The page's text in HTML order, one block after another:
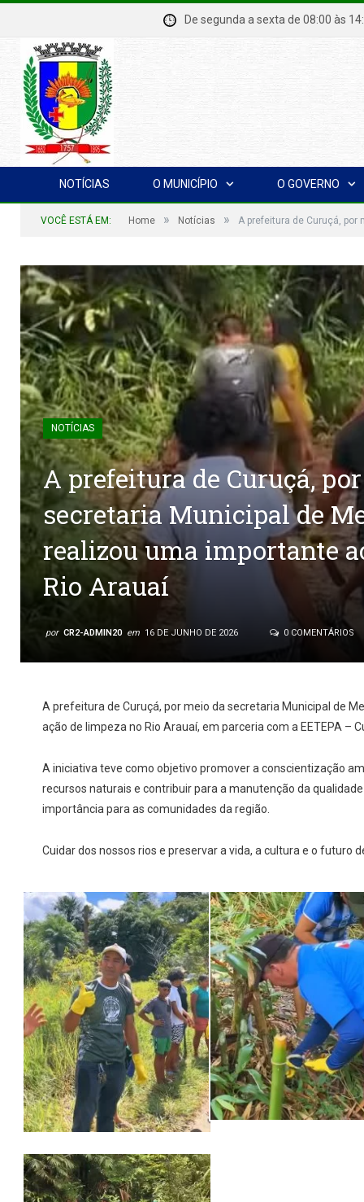
De segunda a sexta de 08:00
NOTÍCIAS O MUNICÍPIO O GOVERNO
VOCÊ ESTÁ EM: Home » Notícias » A prefeitura de Curuçá,
NOTÍCIAS
A prefeitura de Curuçá,
secretaria Municipal de
realizou uma importante
Rio Arauaí
por CR2-ADMIN20 em 16 DE JUNHO DE 2026 0 COMENTÁRIOS
A prefeitura de Curuçá, por meio da secretaria Municipal de
ação de limpeza no Rio Arauaí, em parceria com a EETEPA –
A iniciativa teve como objetivo promover a conscientização
recursos naturais e contribuir para a manutenção da
importância para as comunidades da região.
Cuidar dos nossos rios e preservar a vida, a cultura e o futuro